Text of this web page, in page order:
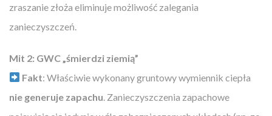
zraszanie złoża eliminuje możliwość zalegania
zanieczyszczeń.
Mit 2: GWC „śmierdzi ziemią”
Fakt: Właściwie wykonany gruntowy wymiennik ciepła
nie generuje zapachu . Zanieczyszczenia zapachowe